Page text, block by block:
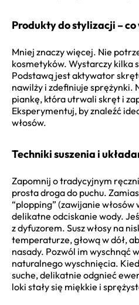
Produkty do stylizacji –
Mniej znaczy więcej. Nie
kosmetyków. Wystarczy kilka
Podstawą jest aktywator
nawilży i zdefiniuje sprężynki.
piankę, która utrwali skręt i
Eksperymentuj, by znaleźć
włosów.
Techniki suszenia i
Zapomnij o tradycyjnym
prosta droga do puchu.
“plopping” (zawijanie włosów
delikatne odciskanie wody.
z dyfuzorem. Susz włosy na
temperaturze, głową w dół,
nasady. Pozwól im wyschnąć
naturalnego wyschnięcia.
suche, delikatnie odgnieć
loki stały się miękkie i